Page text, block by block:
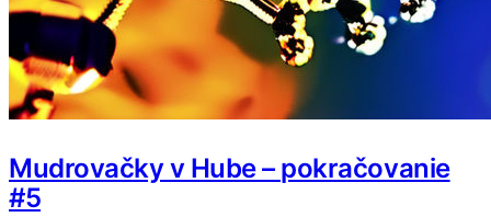
Mudrovačky v Hube – pokračovanie
#5